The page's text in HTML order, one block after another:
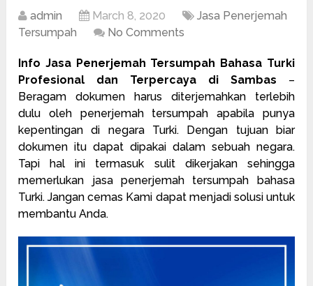
admin March 8, 2020
Jasa Penerjemah
Tersumpah
No Comments
Info Jasa Penerjemah Tersumpah Bahasa Turki
Profesional dan Terpercaya di Sambas –
Beragam dokumen harus diterjemahkan terlebih
dulu oleh penerjemah tersumpah apabila punya
kepentingan di negara Turki. Dengan tujuan biar
dokumen itu dapat dipakai dalam sebuah negara.
Tapi hal ini termasuk sulit dikerjakan sehingga
memerlukan jasa penerjemah tersumpah bahasa
Turki. Jangan cemas Kami dapat menjadi solusi untuk
membantu Anda.